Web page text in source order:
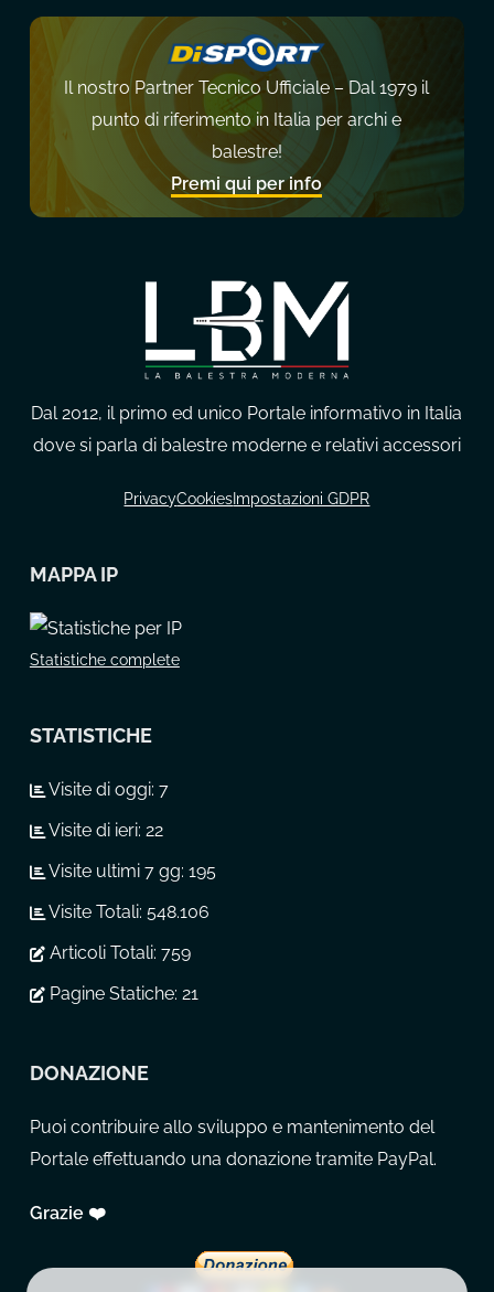
Il nostro Partner Tecnico Ufficiale – Dal 1979 il
punto di riferimento in Italia per archi e
balestre!
Premi qui per info
Dal 2012, il primo ed unico Portale informativo in Italia
dove si parla di balestre moderne e relativi accessori
PrivacyCookies Impostazioni GDPR
MAPPA IP
Statistiche complete
STATISTICHE
Visite di oggi: 7
Visite di ieri: 22
Visite ultimi 7 gg: 195
Visite Totali: 548.106
Articoli Totali: 759
Pagine Statiche: 21
DONAZIONE
Puoi contribuire allo sviluppo e mantenimento del
Portale effettuando una donazione tramite PayPal.
Grazie ❤️